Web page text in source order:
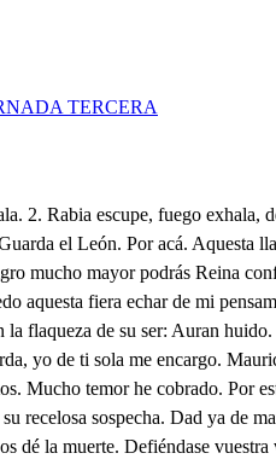
TERCERA
lo menos es, que el principal interes es ganar del alma palma. En fe de esto me prometo, y de vuestra cortesía, que la altiva intención mía, surtirá dichoso efecto. Comenzad pues a dar muestra de la estima de este amor, dadme una mano. Señor, Jesús, detened la vuestra. Tanta lisonja excusad, que no acabo de entender lo que puede pretender de mí, vuestra Majestad. Lograr tan dichoso empleo, que mi Reino aventure. Vuestra Alteza se procure templar en caso tan feo, porque si a caso porfía poner su intento en efecto, he de perder el respeto a tanta descortesía. Hasta aquí disimulé, sin darme por entendida, y ya aunque pierda la vida sospecho que no podré. Qué es esto Señor, no advierte vuestra Majestad, que soy hija. Mi palabra os doy, que está echada la suerte. Hija sois de Federico el Duque, yo no lo niego; pero estando de amor ciego, mal a discursos me aplico. Reportarme no podré, con lugar, tiempo, y ventura, pues cualquiera me asegura lo que un siglo deseé. Dice que me tiene amor, y es engaño manifiesto, que un afecto deshonesto, no es amor, si no furor. Quien ama, es fuerza que ame de quien amare el honor, porque ese otro no es amor sino un apetito infame. Advierta que si desprecia mi valor por ser mujer, que floreada vendré a ser famosa como Lucrecia. Y cuando tan vil destrozo en mi casto honor se vea, si un Capitán Timoclea, yo echaré un Rey en el pozo. Quién vio en mujer tal constancia, que por lo que ha sucedido, hizo en honra del marido más honrosa repugnancia. Yo quiero con